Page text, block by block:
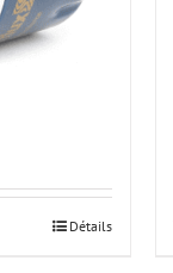
Détails